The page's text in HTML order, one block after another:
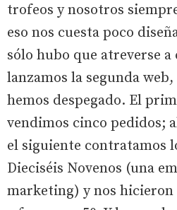
trofeos y nosotros
eso nos cuesta poco
sólo hubo que atreverse a
lanzamos la segunda web,
hemos despegado. El
vendimos cinco pedidos;
el siguiente contratamos
Dieciséis Novenos (una
marketing) y nos